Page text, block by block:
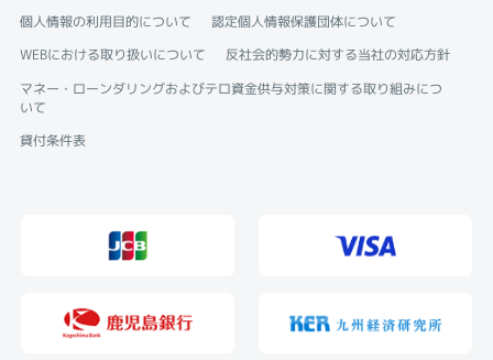
個人情報の利用目的について
認定個人情報保護団体について
WEBにおける取り扱いについて
反社会的勢力に対する当社の対応方針
マネー・ローンダリングおよびテロ資金供与対策に関する取り組みにつ
いて
貸付条件表